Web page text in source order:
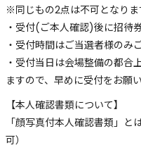
※同じもの2点は不可となりま
・受付(ご本人確認)後に招待
・受付時間はご当選者様のみ
・受付当日は会場整備の都合
ますので、早めに受付をお願
【本人確認書類について】
「顔写真付本人確認書類」
可）